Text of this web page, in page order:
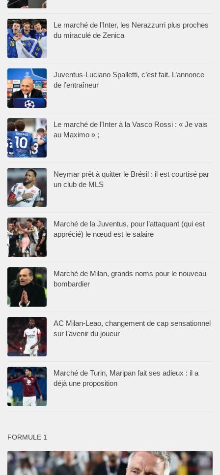
Le marché de l’Inter, les Nerazzurri plus proches
du miraculé de Zenica
Juventus-Luciano Spalletti, c’est fait. L’annonce
de l’entraîneur
Le marché de l’Inter à la Vasco Rossi : « Je vais
au Maximo » ;
Neymar prêt à quitter le Brésil : il est courtisé par
un club de MLS
Marché de la Juventus, pour l’attaquant (qui est
apprécié) le nœud est le salaire
Marché de Milan, grands noms pour le nouveau
bombardier
AC Milan-Leao, changement de cap sensationnel
sur l’avenir du joueur
Marché de Turin, Maripan fait ses adieux : il a
déjà une proposition
FORMULE 1